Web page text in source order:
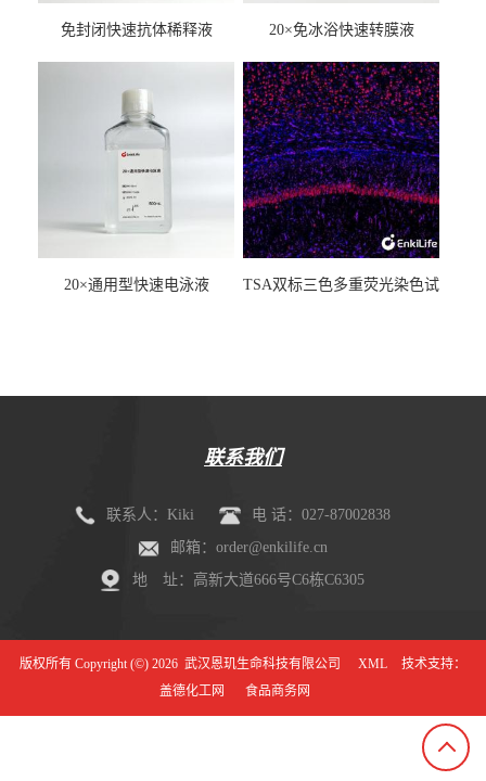
免封闭快速抗体稀释液 20×免冰浴快速转膜液
20×通用型快速电泳液
TSA双标三色多重荧光染色试
联系我们
联系人：Kiki
电 话：027-87002838
邮箱：order@enkilife.cn
地 址：高新大道666号C6栋C6305
版权所有 Copyright (©) 2026 武汉恩玑生命科技有限公司 XML
技术支持：
盖德化工网
食品商务网